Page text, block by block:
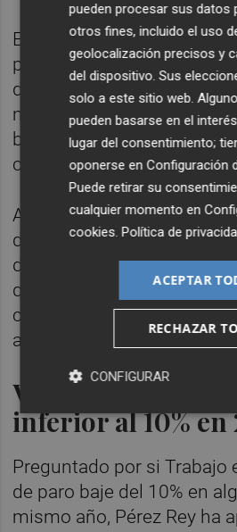
El secretario de Estado de
parte, ha subrayado que,
del paro en más de 13.000
marzo, el total de
bajado a 2.580.000
cifra en un mes de marzo
Asimismo, ha resaltado
del paro registrado se ha
del predominio de la
que ha supuesto el 43,6%
contratos efectuados en el
año.
Ve probable una
inferior al 10% en
Preguntado por si Trabajo
de paro baje del 10% en
mismo año, Pérez Rey ha
pueden procesar sus datos
otros fines, incluido el uso
geolocalización precisos y
del dispositivo. Sus
solo a este sitio web.
pueden basarse en el
lugar del consentimiento;
oponerse enConfiguración
Puede retirar su
cualquier momento en
cookies.Política de
ACEPTAR
RECHAZAR
CONFIGURAR